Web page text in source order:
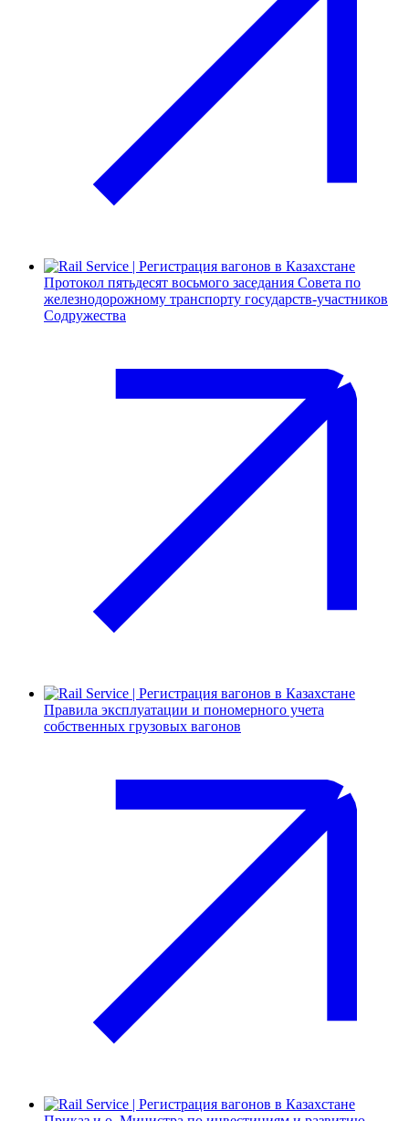
Протокол пятьдесят восьмого заседания Совета по
железнодорожному транспорту государств-участников
Содружества
Правила эксплуатации и пономерного учета
собственных грузовых вагонов